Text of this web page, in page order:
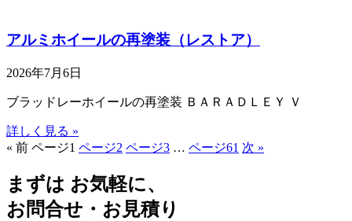
アルミホイールの再塗装（レストア）
2026年7月6日
ブラッドレーホイールの再塗装 ＢＡＲＡＤＬＥＹ Ｖ
詳しく見る »
« 前 ページ1 ページ2 ページ3 … ページ61 次 »
まずは お気軽に、
お問合せ・お見積り